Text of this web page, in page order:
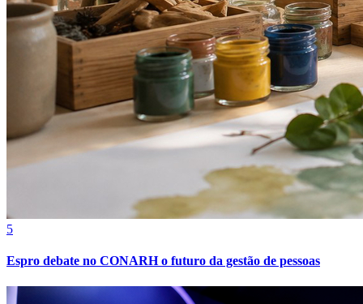
5
Espro debate no CONARH o futuro da gestão de pessoas